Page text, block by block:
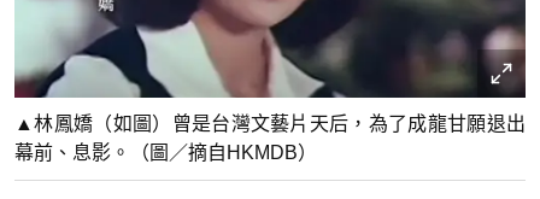
▲林鳳嬌（如圖）曾是台灣文藝片天后，為了成龍甘願退出
幕前、息影。（圖／摘自HKMDB）